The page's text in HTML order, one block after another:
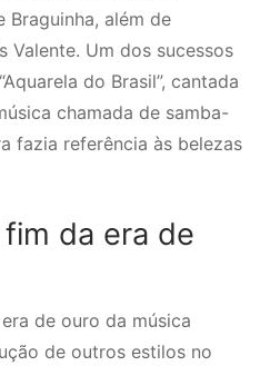
Braguinha, além de
Valente. Um dos sucessos
do Brasil”, cantada
chamada de samba-
fazia referência às belezas
da era de
de ouro da música
de outros estilos no